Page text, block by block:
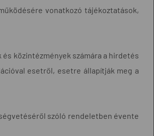
vonatkozó tájékoztatások,
közintézmények számára a hirdetés
esetről, esetre állapítják meg a
szóló rendeletben évente